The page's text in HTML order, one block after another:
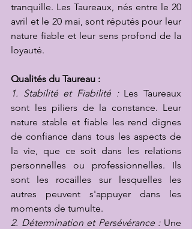
tranquille. Les Taureaux, nés entre le 20
avril et le 20 mai, sont réputés pour leur
nature fiable et leur sens profond de la
loyauté.
Qualités du Taureau :
1. Stabilité et Fiabilité : Les Taureaux
sont les piliers de la constance. Leur
nature stable et fiable les rend dignes
de confiance dans tous les aspects de
la vie, que ce soit dans les relations
personnelles ou professionnelles. Ils
sont les rocailles sur lesquelles les
autres peuvent s'appuyer dans les
moments de tumulte.
2. Détermination et Persévérance : Une